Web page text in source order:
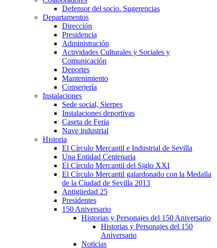
Defensor del socio. Sugerencias
Departamentos
Dirección
Presidencia
Administración
Actividades Culturales y Sociales y
Comunicación
Deportes
Mantenimiento
Conserjería
Instalaciones
Sede social, Sierpes
Instalaciones deportivas
Caseta de Feria
Nave industrial
Historia
El Círculo Mercantil e Industrial de Sevilla
Una Entidad Centenaria
El Círculo Mercantil del Siglo XXI
El Círculo Mercantil galardonado con la Medalla
de la Ciudad de Sevilla 2013
Antigüedad 25
Presidentes
150 Aniversario
Historias y Personajes del 150 Aniversario
Historias y Personajes del 150
Aniversario
Noticias